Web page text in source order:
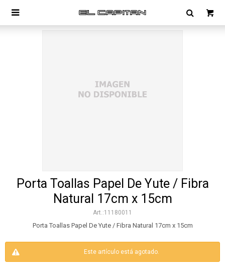

Porta Toallas Papel De Yute / Fibra
Natural 17cm x 15cm
11180011
Porta Toallas Papel De Yute / Fibra Natural 17cm x 15cm
Este artículo está agotado.